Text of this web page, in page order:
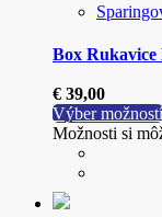
Box
€ 39,00
Výber možností
Možnosti si